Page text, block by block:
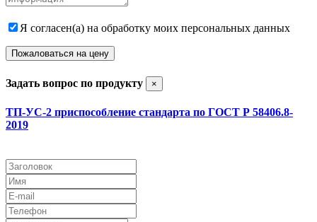
Я согласен(а) на обработку моих персональных данных
Пожаловаться на цену
Задать вопрос по продукту ×
ТП-УС-2 приспособление стандарта по ГОСТ Р 58406.8-
2019